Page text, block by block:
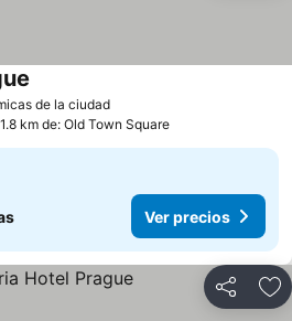
de la ciudadVer precios
km de: Old Town Square
Ver precios
Compartir